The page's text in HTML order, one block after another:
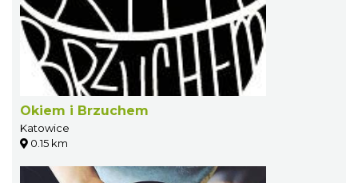
Okiem i Brzuchem
Katowice
0.15 km